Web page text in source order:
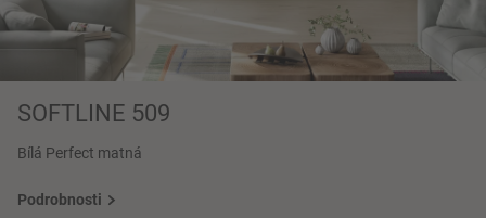
SOFTLINE 509
Bílá Perfect matná
Podrobnosti